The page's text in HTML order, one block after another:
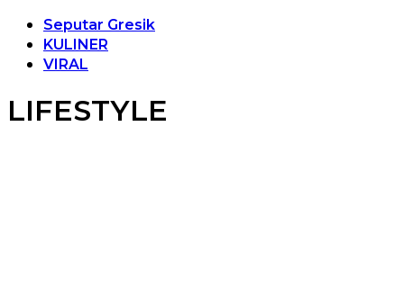
Seputar Gresik
KULINER
VIRAL
LIFESTYLE